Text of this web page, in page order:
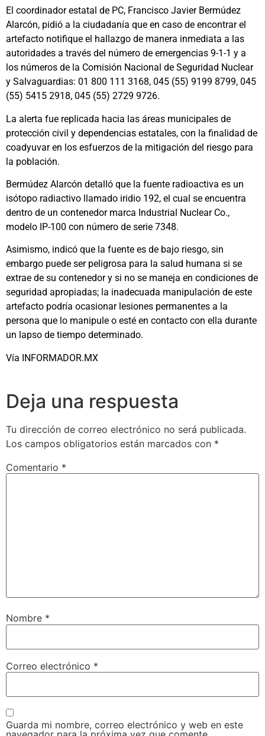
El coordinador estatal de PC, Francisco Javier Bermúdez
Alarcón, pidió a la ciudadanía que en caso de encontrar el
artefacto notifique el hallazgo de manera inmediata a las
autoridades a través del número de emergencias 9-1-1 y a
los números de la Comisión Nacional de Seguridad Nuclear
y Salvaguardias: 01 800 111 3168, 045 (55) 9199 8799, 045
(55) 5415 2918, 045 (55) 2729 9726.
La alerta fue replicada hacia las áreas municipales de
protección civil y dependencias estatales, con la finalidad de
coadyuvar en los esfuerzos de la mitigación del riesgo para
la población.
Bermúdez Alarcón detalló que la fuente radioactiva es un
isótopo radiactivo llamado iridio 192, el cual se encuentra
dentro de un contenedor marca Industrial Nuclear Co.,
modelo IP-100 con número de serie 7348.
Asimismo, indicó que la fuente es de bajo riesgo, sin
embargo puede ser peligrosa para la salud humana si se
extrae de su contenedor y si no se maneja en condiciones de
seguridad apropiadas; la inadecuada manipulación de este
artefacto podría ocasionar lesiones permanentes a la
persona que lo manipule o esté en contacto con ella durante
un lapso de tiempo determinado.
Vía INFORMADOR.MX
Deja una respuesta
Tu dirección de correo electrónico no será publicada.
Los campos obligatorios están marcados con *
Comentario *
Nombre *
Correo electrónico *
Guarda mi nombre, correo electrónico y web en este